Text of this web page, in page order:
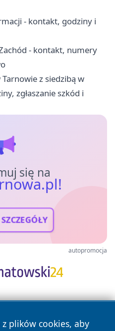
- kontakt, godziny i
- kontakt, numery
z siedzibą w
zgłaszanie szkód i
się na
autopromocja
plików cookies, aby